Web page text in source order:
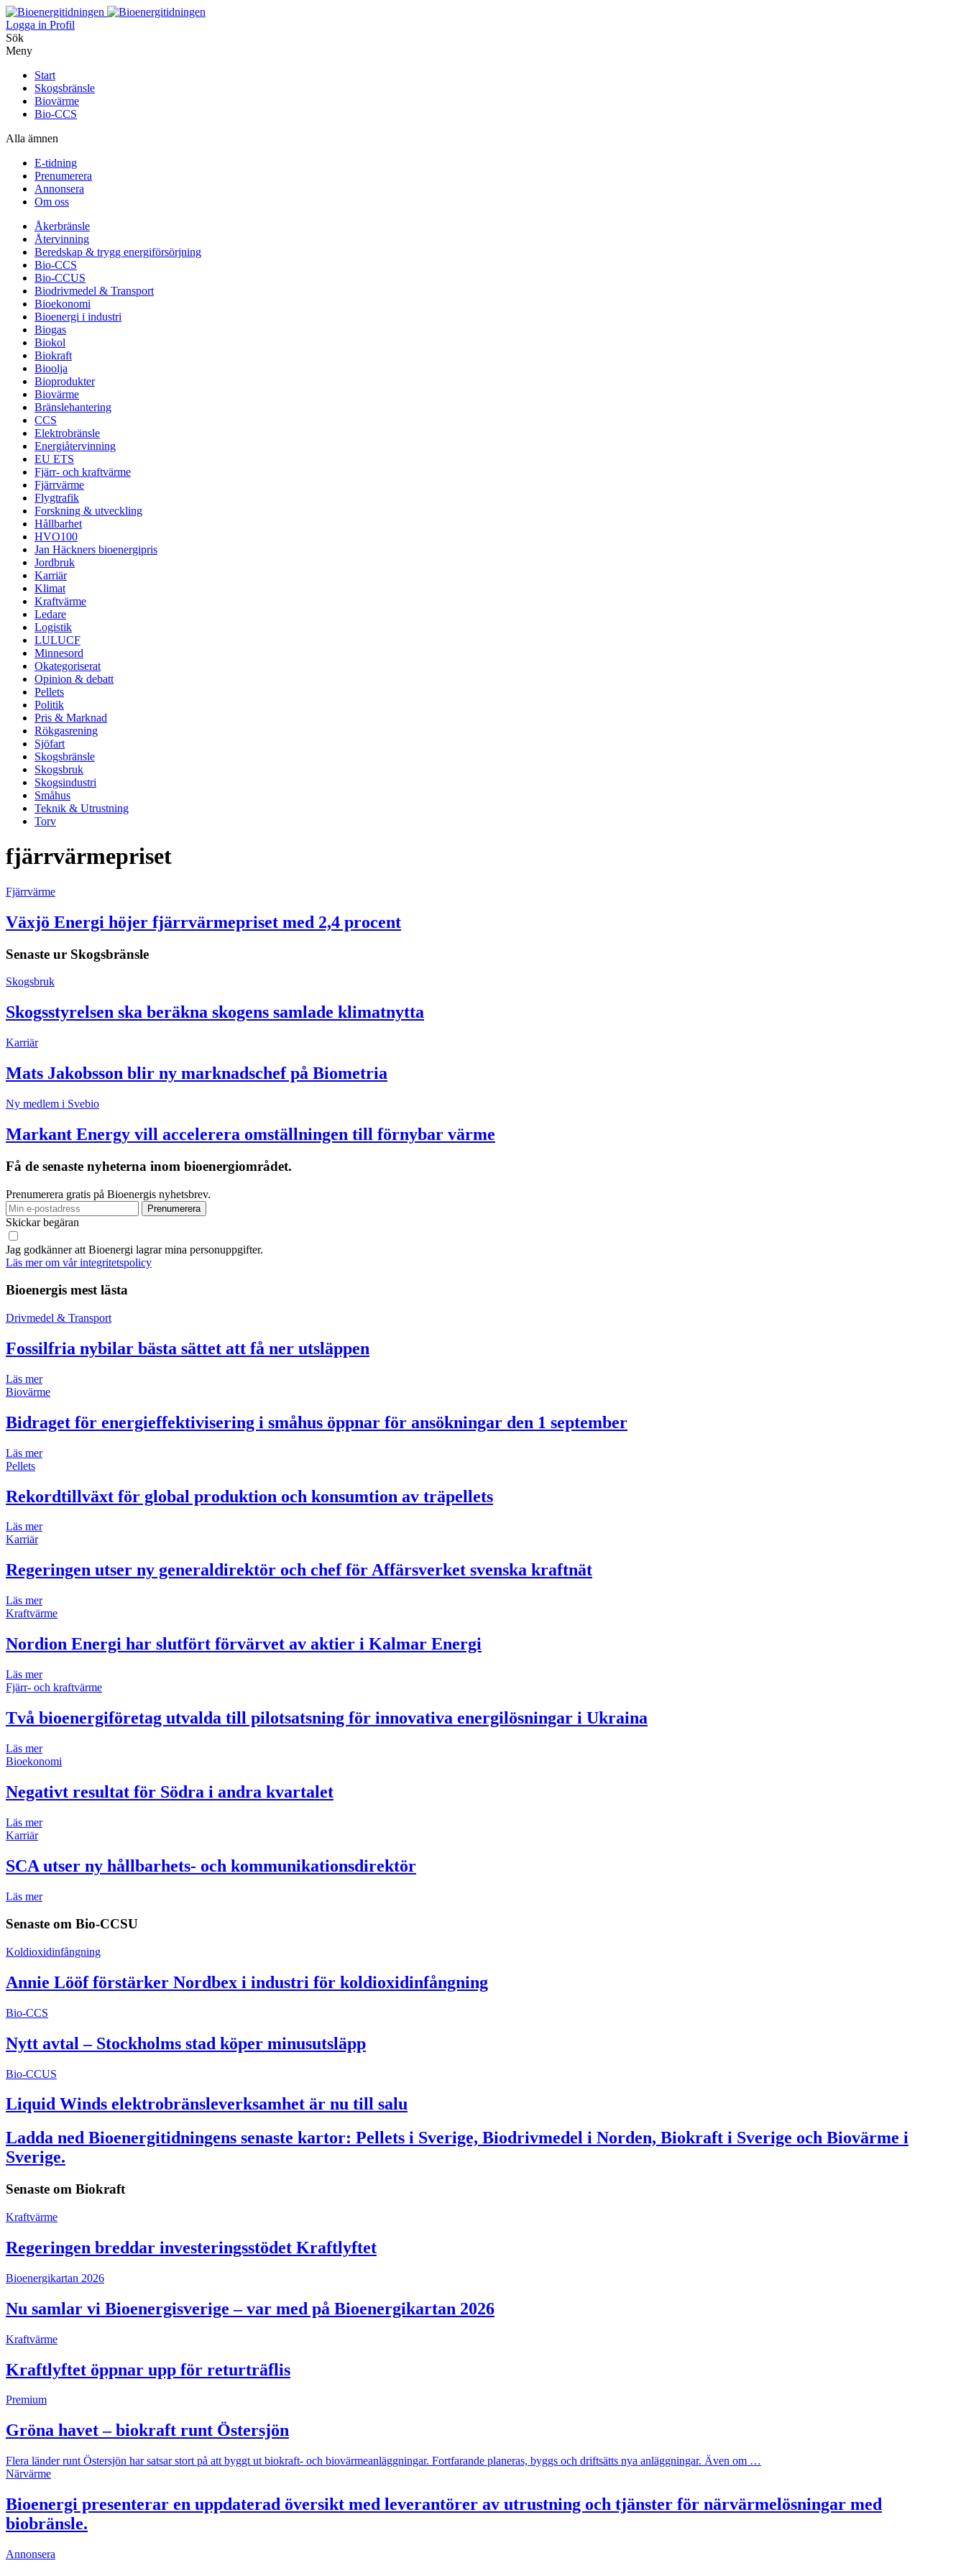
Logga in Profil
Sök
Meny
Start
Skogsbränsle
Biovärme
Bio-CCS
Alla ämnen
E-tidning
Prenumerera
Annonsera
Om oss
Åkerbränsle
Återvinning
Beredskap & trygg energiförsörjning
Bio-CCS
Bio-CCUS
Biodrivmedel & Transport
Bioekonomi
Bioenergi i industri
Biogas
Biokol
Biokraft
Bioolja
Bioprodukter
Biovärme
Bränslehantering
CCS
Elektrobränsle
Energiåtervinning
EU ETS
Fjärr- och kraftvärme
Fjärrvärme
Flygtrafik
Forskning & utveckling
Hållbarhet
HVO100
Jan Häckners bioenergipris
Jordbruk
Karriär
Klimat
Kraftvärme
Ledare
Logistik
LULUCF
Minnesord
Okategoriserat
Opinion & debatt
Pellets
Politik
Pris & Marknad
Rökgasrening
Sjöfart
Skogsbränsle
Skogsbruk
Skogsindustri
Småhus
Teknik & Utrustning
Torv
fjärrvärmepriset
Fjärrvärme
Växjö Energi höjer fjärrvärmepriset med 2,4 procent
Senaste ur Skogsbränsle
Skogsbruk
Skogsstyrelsen ska beräkna skogens samlade klimatnytta
Karriär
Mats Jakobsson blir ny marknadschef på Biometria
Ny medlem i Svebio
Markant Energy vill accelerera omställningen till förnybar värme
Få de senaste nyheterna inom bioenergiområdet.
Prenumerera gratis på Bioenergis nyhetsbrev.
Skickar begäran
Jag godkänner att Bioenergi lagrar mina personuppgifter.
Läs mer om vår integritetspolicy
Bioenergis mest lästa
Drivmedel & Transport
Fossilfria nybilar bästa sättet att få ner utsläppen
Läs mer
Biovärme
Bidraget för energieffektivisering i småhus öppnar för ansökningar den 1 september
Läs mer
Pellets
Rekordtillväxt för global produktion och konsumtion av träpellets
Läs mer
Karriär
Regeringen utser ny generaldirektör och chef för Affärsverket svenska kraftnät
Läs mer
Kraftvärme
Nordion Energi har slutfört förvärvet av aktier i Kalmar Energi
Läs mer
Fjärr- och kraftvärme
Två bioenergiföretag utvalda till pilotsatsning för innovativa energilösningar i Ukraina
Läs mer
Bioekonomi
Negativt resultat för Södra i andra kvartalet
Läs mer
Karriär
SCA utser ny hållbarhets- och kommunikationsdirektör
Läs mer
Senaste om Bio-CCSU
Koldioxidinfångning
Annie Lööf förstärker Nordbex i industri för koldioxidinfångning
Bio-CCS
Nytt avtal – Stockholms stad köper minusutsläpp
Bio-CCUS
Liquid Winds elektrobränsleverksamhet är nu till salu
Ladda ned Bioenergitidningens senaste kartor: Pellets i Sverige, Biodrivmedel i Norden, Biokraft i Sverige och Biovärme i
Sverige.
Senaste om Biokraft
Kraftvärme
Regeringen breddar investeringsstödet Kraftlyftet
Bioenergikartan 2026
Nu samlar vi Bioenergisverige – var med på Bioenergikartan 2026
Kraftvärme
Kraftlyftet öppnar upp för returträflis
Premium
Gröna havet – biokraft runt Östersjön
Flera länder runt Östersjön har satsar stort på att byggt ut biokraft- och biovärmeanläggningar. Fortfarande planeras, byggs och driftsätts nya anläggningar. Även om …
Närvärme
Bioenergi presenterar en uppdaterad översikt med leverantörer av utrustning och tjänster för närvärmelösningar med
biobränsle.
Annonsera